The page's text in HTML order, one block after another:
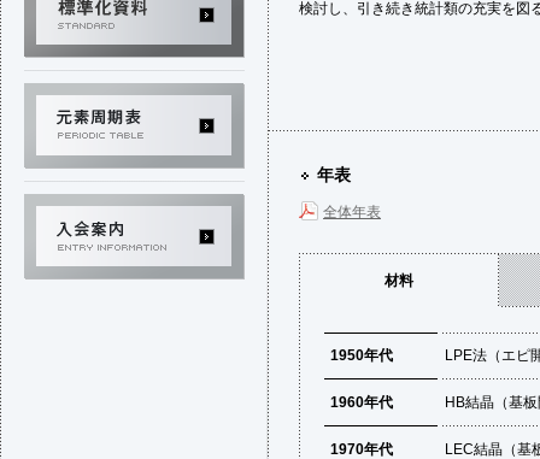
検討し、引き続き統計類の充実を図
年表
全体年表
材料
1950年代 LPE法（エピ
1960年代 HB結晶（基
1970年代
LEC結晶（基